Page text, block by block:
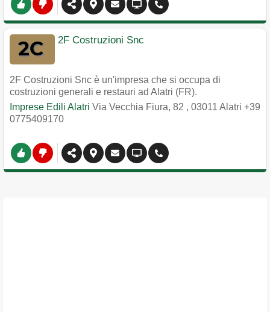
2F Costruzioni Snc
2F Costruzioni Snc è un'impresa che si occupa di
costruzioni generali e restauri ad Alatri (FR).
Imprese Edili Alatri Via Vecchia Fiura, 82 , 03011 Alatri +39
0775409170